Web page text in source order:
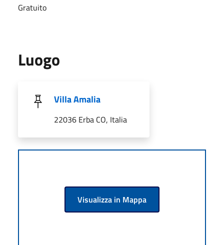
Gratuito
Luogo
Villa Amalia
22036 Erba CO, Italia
Visualizza in Mappa